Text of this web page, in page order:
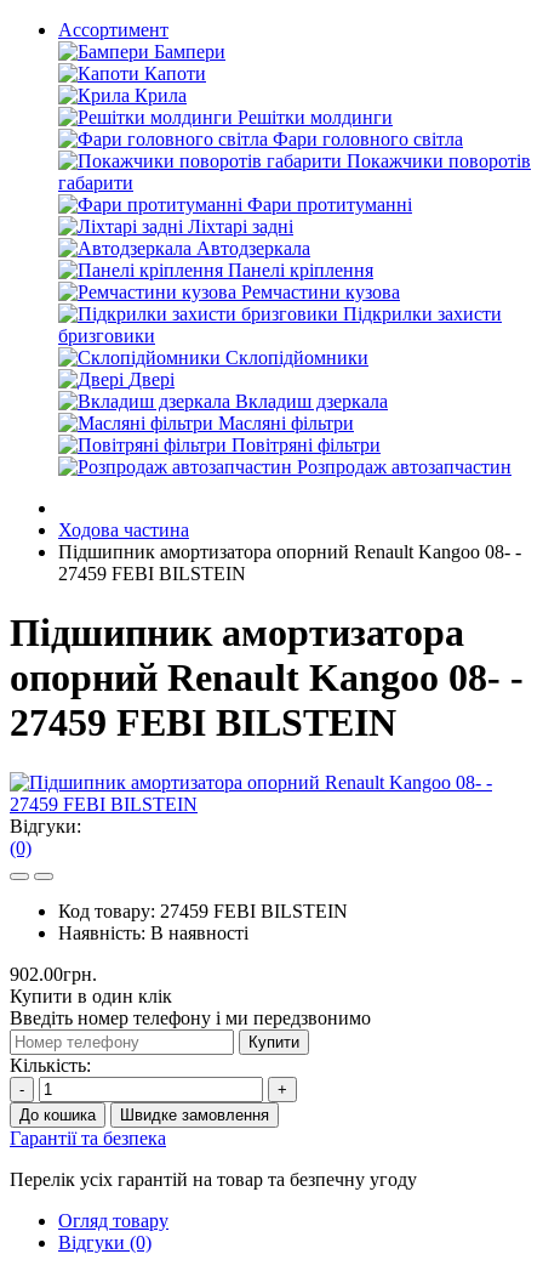
Ассортимент
Бампери
Капоти
Крила
Решітки молдинги
Фари головного світла
Покажчики поворотів
габарити
Фари протитуманні
Ліхтарі задні
Автодзеркала
Панелі кріплення
Ремчастини кузова
Підкрилки захисти
бризговики
Склопідйомники
Двері
Вкладиш дзеркала
Масляні фільтри
Повітряні фільтри
Розпродаж автозапчастин
Ходова частина
Підшипник амортизатора опорний Renault Kangoo 08- -
27459 FEBI BILSTEIN
Підшипник амортизатора
опорний Renault Kangoo 08- -
27459 FEBI BILSTEIN
Відгуки:
(0)
Код товару: 27459 FEBI BILSTEIN
Наявність: В наявності
902.00грн.
Купити в один клік
Введіть номер телефону і ми передзвонимо
Купити
Кількість:
-
+
До кошика
Швидке замовлення
Гарантії та безпека
Перелік усіх гарантій на товар та безпечну угоду
Огляд товару
Відгуки (0)